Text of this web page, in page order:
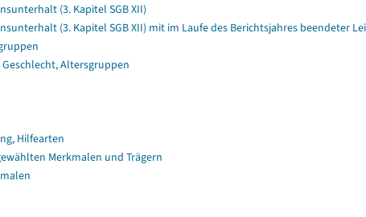
(3. Kapitel SGB XII)
(3. Kapitel SGB XII) mit im Laufe des Berichtsjahres beendeter
Altersgruppen
Hilfearten
Merkmalen und Trägern